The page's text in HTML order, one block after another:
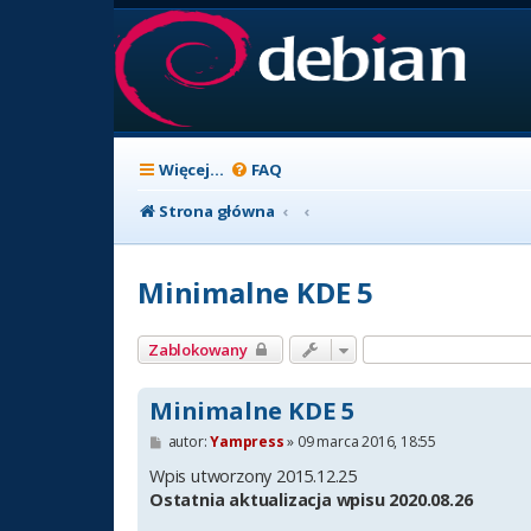
Więcej… FAQ
Strona główna
Minimalne KDE 5
Zablokowany
Minimalne KDE 5
P
s
t
autor:Yampress» 09 marca 2016, 18:55
Wpis utworzony 2015.12.25
Ostatnia aktualizacja wpisu 2020.08.26